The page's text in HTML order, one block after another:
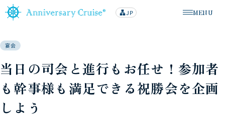
メニューを
MENU
lan
g
JP
宴会
当日の司会と進行もお任せ！参加者
も幹事様も満足できる祝勝会を企画
しよう